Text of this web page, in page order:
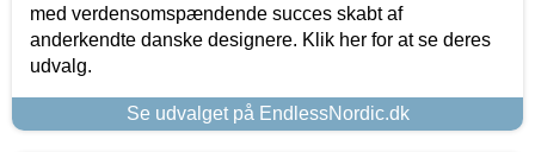
med verdensomspændende succes skabt af
anderkendte danske designere. Klik her for at se deres
udvalg.
Se udvalget på EndlessNordic.dk